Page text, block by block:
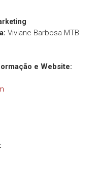
Viviane Barbosa MTB
e Website: